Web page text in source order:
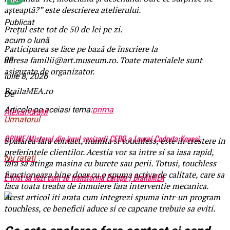
așteaptă?” este descrierea atelierului.
Preţul este tot de 50 de lei pe zi.
Participarea se face pe bază de înscriere la
adresa familii@art.museum.ro. Toate materialele sunt
asigurate de organizator.
BrailaMEA.ro
Articole pe aceiasi tema:prima
Urmatorul
OPINIE/Misterul din jurul sesizarii CEDO a Laurei Codruta Kovesi.
Nu ratati
E trist să vezi cum se transformă Europa | BrailaMEA
Publicat
acum o lună
pe
iulie 8, 2026
De
AlexandraM
Spalarea fara contact, numita si touchless, este in crestere in
preferintele clientilor. Acestia vor sa intre si sa iasa rapid,
fara sa atinga masina cu burete sau perii. Totusi, touchless
functioneaza bine doar cu o spuma activa de calitate, care sa
faca toata treaba de inmuiere fara interventie mecanica.
Acest articol iti arata cum integrezi spuma intr-un program
touchless, ce beneficii aduce si ce capcane trebuie sa eviti.